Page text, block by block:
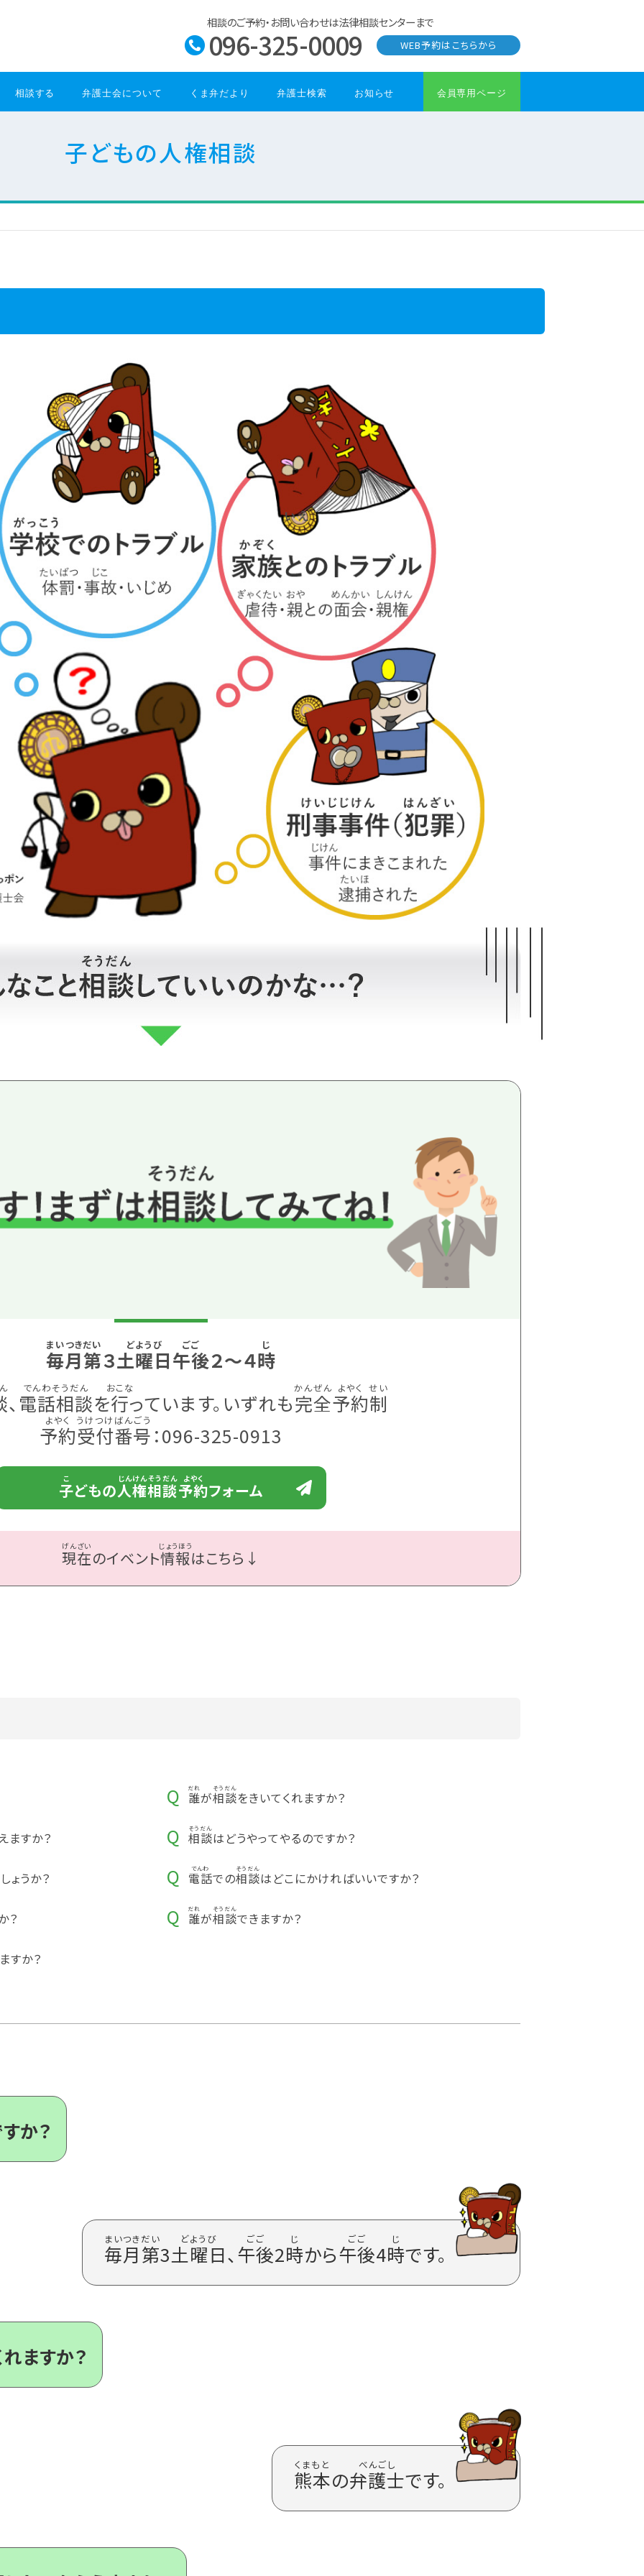
相談のご予約・お問い合わせは法律相談センターまで
WEB予約はこちらから
096-325-0009
相談する 弁護士会について くま弁だより 弁護士検索 お知らせ 会員専用ページ
子どもの人権相談
毎月第３土曜日午後２～４時
、 電話相談を行っています。いずれも完全予約制
予約受付番号：096-325-0913
子どもの人権相談予約フォーム
現在のイベント情報はこちら↓
誰が相談をきいてくれますか？
ますか？ 相談はどうやってやるのですか？
ょうか？ 電話での相談はどこにかければいいですか？
？ 誰が相談できますか？
すか？
か？
毎月第3土曜日、午後2時から午後4時です。
ますか？
熊本の弁護士です。